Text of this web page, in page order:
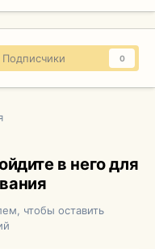
Подписчики 0
в него для
чтобы оставить